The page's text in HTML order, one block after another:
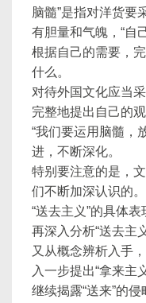
脑髓”是指对洋货要
有胆量和气魄，“自
根据自己的需要，
什么。
对待外国文化应当
完整地提出自己的观
“我们要运用脑髓，
进，不断深化。
特别要注意的是，
们不断加深认识的
“送去主义”的具体
再深入分析“送去主
又从概念辨析入手
入一步提出“拿来主
继续揭露“送来”的